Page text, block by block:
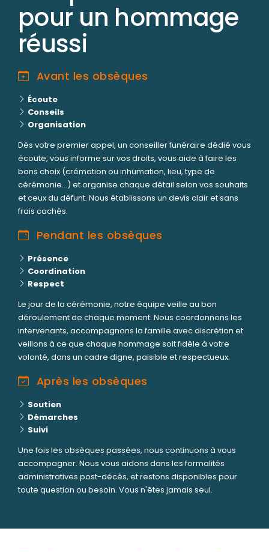
pour un hommage
réussi
Avant les obsèques
Écoute
Conseils
Organisation
Dès votre premier appel, un conseiller funéraire dédié vous
écoute, vous informe sur vos droits, vous aide à faire les
bons choix (crémation ou inhumation, lieu, type de
cérémonie...) et organise chaque détail selon vos souhaits
et ceux du défunt. Nous établissons un devis clair et sans
frais cachés.
Pendant les obsèques
Présence
Coordination
Respect
Le jour de la cérémonie, notre équipe veille au bon
déroulement de chaque moment. Nous coordonnons les
intervenants, accompagnons la famille avec discrétion et
veillons à ce que chaque hommage soit fidèle à votre
volonté, dans un cadre digne, paisible et respectueux.
Après les obsèques
Soutien
Démarches
Suivi
Une fois les obsèques passées, nous continuons à vous
accompagner. Nous vous aidons dans les formalités
administratives post-décès, et restons disponibles pour
toute question ou besoin. Vous n'êtes jamais seul.